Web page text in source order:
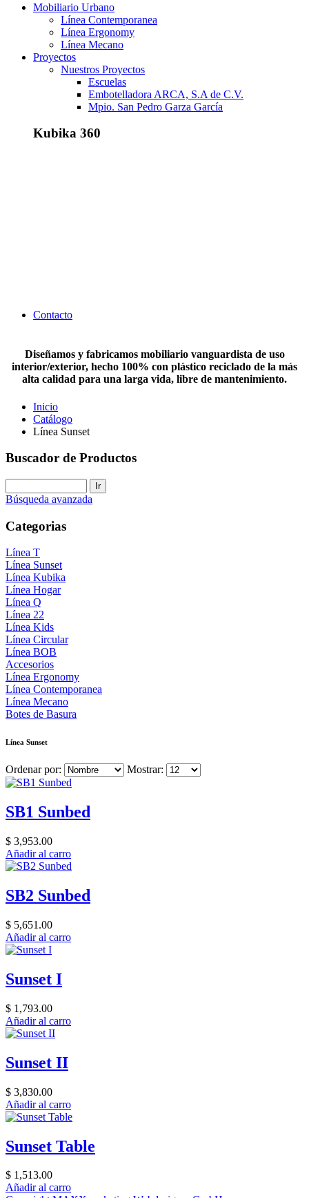
Mobiliario Urbano
Línea Contemporanea
Línea Ergonomy
Línea Mecano
Proyectos
Nuestros Proyectos
Escuelas
Embotelladora ARCA, S.A de C.V.
Mpio. San Pedro Garza García
Kubika 360
Contacto
Diseñamos y fabricamos mobiliario vanguardista de uso
interior/exterior, hecho 100% con plástico reciclado de la más
alta calidad para una larga vida, libre de mantenimiento.
Inicio
Catálogo
Línea Sunset
Buscador de Productos
Búsqueda avanzada
Categorias
Línea T
Línea Sunset
Línea Kubika
Línea Hogar
Línea Q
Línea 22
Línea Kids
Línea Circular
Línea BOB
Accesorios
Línea Ergonomy
Línea Contemporanea
Línea Mecano
Botes de Basura
Línea Sunset
Ordenar por: Mostrar:
SB1 Sunbed
$ 3,953.00
Añadir al carro
SB2 Sunbed
$ 5,651.00
Añadir al carro
Sunset I
$ 1,793.00
Añadir al carro
Sunset II
$ 3,830.00
Añadir al carro
Sunset Table
$ 1,513.00
Añadir al carro